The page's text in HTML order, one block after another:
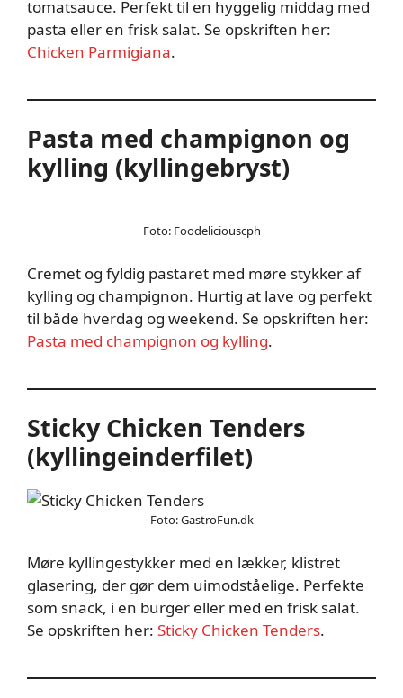
tomatsauce. Perfekt til en hyggelig middag med
pasta eller en frisk salat. Se opskriften her:
Chicken Parmigiana.
Pasta med champignon og
kylling (kyllingebryst)
Foto: Foodeliciouscph
Cremet og fyldig pastaret med møre stykker af
kylling og champignon. Hurtig at lave og perfekt
til både hverdag og weekend. Se opskriften her:
Pasta med champignon og kylling.
Sticky Chicken Tenders
(kyllingeinderfilet)
Foto: GastroFun.dk
Møre kyllingestykker med en lækker, klistret
glasering, der gør dem uimodståelige. Perfekte
som snack, i en burger eller med en frisk salat.
Se opskriften her: Sticky Chicken Tenders.